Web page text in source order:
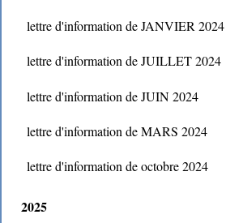
lettre d'information de JANVIER 2024
lettre d'information de JUILLET 2024
lettre d'information de JUIN 2024
lettre d'information de MARS 2024
lettre d'information de octobre 2024
2025